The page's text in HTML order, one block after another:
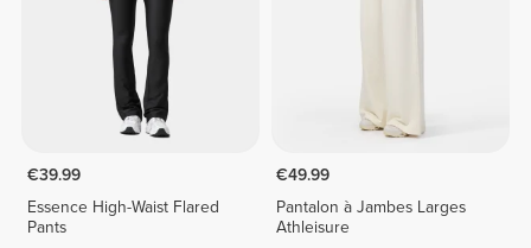
€39.99
Essence High-Waist Flared
Pants
€49.99
Pantalon à Jambes Larges
Athleisure